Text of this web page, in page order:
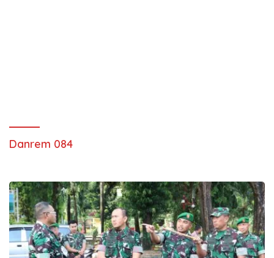
Danrem 084